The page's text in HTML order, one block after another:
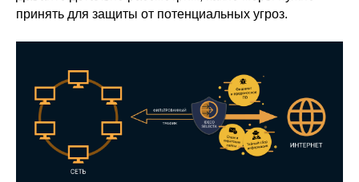
принять для защиты от потенциальных угроз.